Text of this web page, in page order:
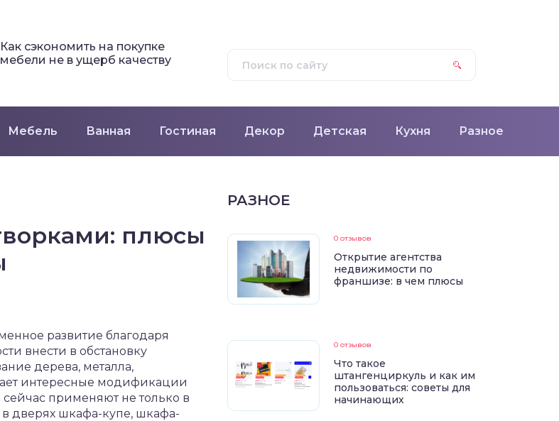
Как сэкономить на покупке
мебели не в ущерб качеству
Мебель Ванная Гостиная Декор Детская Кухня Разное
плюсы
развитие благодаря
внести в обстановку
дерева, металла,
интересные модификации
применяют не только в
дверях шкафа-купе, шкафа-
РАЗНОЕ
0 отзывов
Открытие агентства
недвижимости по
франшизе: в чем плюсы
0 отзывов
Что такое
штангенциркуль и как им
пользоваться: советы для
начинающих